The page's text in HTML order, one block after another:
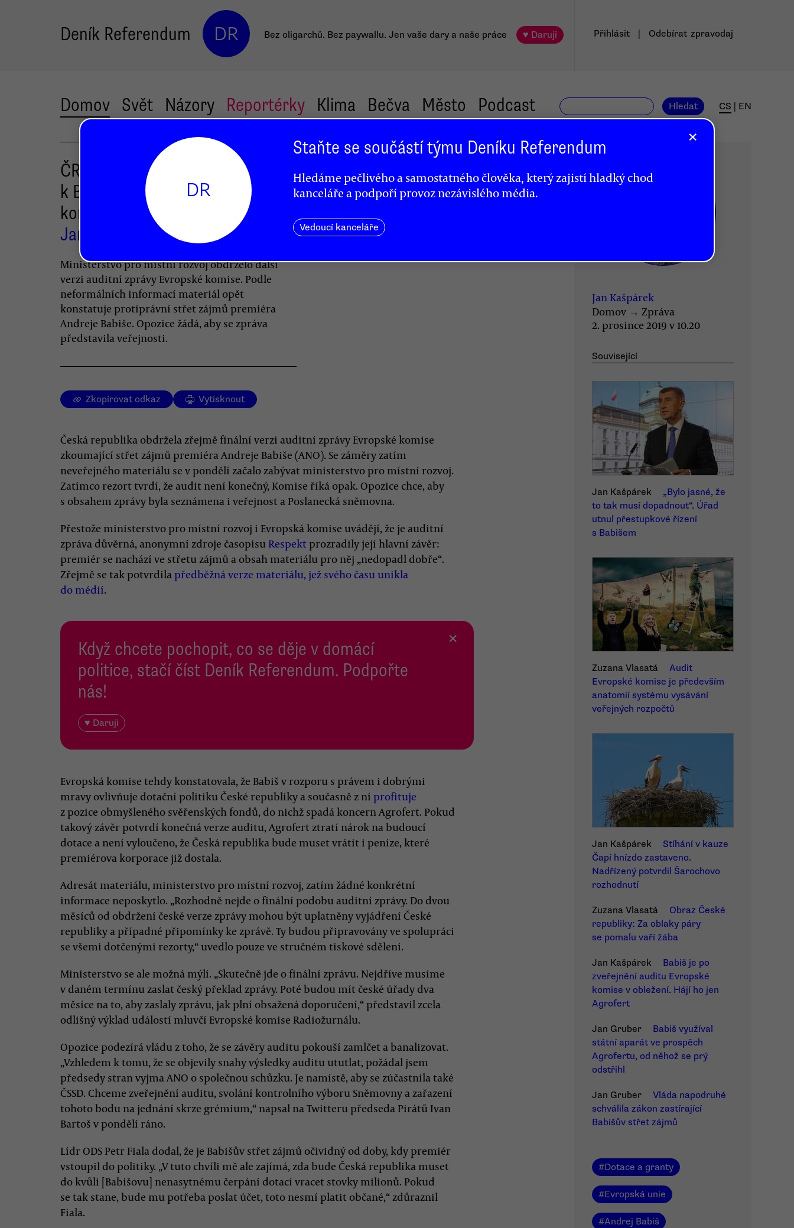
Deník Referendum DR Bez oligarchů. Bez paywallu. Jen vaše dary a naše práce ♥ Daruji Přihlásit Odebírat zpravodaj
Domov Svět Názory Reportérky Klima Bečva Město Podcast Hledat CS EN
ČR dostala další auditní zprávu
k Babišovi. Podle Evropské
komise je závazná
Jan Kašpárek
Ministerstvo pro místní rozvoj obdrželo další
verzi auditní zprávy Evropské komise. Podle
neformálních informací materiál opět
konstatuje protiprávní střet zájmů premiéra
Andreje Babiše. Opozice žádá, aby se zpráva
představila veřejnosti.
Zkopírovat odkaz Vytisknout
Česká republika obdržela zřejmě finální verzi auditní zprávy Evropské komise
zkoumající střet zájmů premiéra Andreje Babiše (ANO). Se záměry zatím
neveřejného materiálu se v pondělí začalo zabývat ministerstvo pro místní rozvoj.
Zatímco rezort tvrdí, že audit není konečný, Komise říká opak. Opozice chce, aby
s obsahem zprávy byla seznámena i veřejnost a Poslanecká sněmovna.
Přestože ministerstvo pro místní rozvoj i Evropská komise uvádějí, že je auditní
zpráva důvěrná, anonymní zdroje časopisu Respekt prozradily její hlavní závěr:
premiér se nachází ve střetu zájmů a obsah materiálu pro něj „nedopadl dobře“.
Zřejmě se tak potvrdila předběžná verze materiálu, jež svého času unikla
do médií.
Když chcete pochopit, co se děje v domácí
politice, stačí číst Deník Referendum. Podpořte
nás!
♥ Daruji
×
Evropská komise tehdy konstatovala, že Babiš v rozporu s právem i dobrými
mravy ovlivňuje dotační politiku České republiky a současně z ní profituje
z pozice obmyšleného svěřenských fondů, do nichž spadá koncern Agrofert. Pokud
takový závěr potvrdí konečná verze auditu, Agrofert ztratí nárok na budoucí
dotace a není vyloučeno, že Česká republika bude muset vrátit i peníze, které
premiérova korporace již dostala.
Adresát materiálu, ministerstvo pro místní rozvoj, zatím žádné konkrétní
informace neposkytlo. „Rozhodně nejde o finální podobu auditní zprávy. Do dvou
měsíců od obdržení české verze zprávy mohou být uplatněny vyjádření České
republiky a případné připomínky ke zprávě. Ty budou připravovány ve spolupráci
se všemi dotčenými rezorty,“ uvedlo pouze ve stručném tiskové sdělení.
Ministerstvo se ale možná mýlí. „Skutečně jde o finální zprávu. Nejdříve musíme
v daném termínu zaslat český překlad zprávy. Poté budou mít české úřady dva
měsíce na to, aby zaslaly zprávu, jak plní obsažená doporučení,“ představil zcela
odlišný výklad událostí mluvčí Evropské komise Radiožurnálu.
Opozice podezírá vládu z toho, že se závěry auditu pokouší zamlčet a banalizovat.
„Vzhledem k tomu, že se objevily snahy výsledky auditu ututlat, požádal jsem
předsedy stran vyjma ANO o společnou schůzku. Je namístě, aby se zúčastnila také
ČSSD. Chceme zveřejnění auditu, svolání kontrolního výboru Sněmovny a zařazení
tohoto bodu na jednání skrze grémium,“ napsal na Twitteru předseda Pirátů Ivan
Bartoš v pondělí ráno.
Lídr ODS Petr Fiala dodal, že je Babišův střet zájmů očividný od doby, kdy premiér
vstoupil do politiky. „V tuto chvíli mě ale zajímá, zda bude Česká republika muset
do kvůli [Babišovu] nenasytnému čerpání dotací vracet stovky milionů. Pokud
se tak stane, bude mu potřeba poslat účet, toto nesmí platit občané,“ zdůraznil
Fiala.
Jan Kašpárek
Domov → Zpráva
2. prosince 2019 v 10.20
Související
Jan Kašpárek
„Bylo jasné, že
to tak musí dopadnout“. Úřad
utnul přestupkové řízení
s Babišem
Zuzana Vlasatá
Audit
Evropské komise je především
anatomií systému vysávání
veřejných rozpočtů
Jan Kašpárek
Stíhání v kauze
Čapí hnízdo zastaveno.
Nadřízený potvrdil Šarochovo
rozhodnutí
Zuzana Vlasatá
Obraz České
republiky: Za oblaky páry
se pomalu vaří žába
Jan Kašpárek
Babiš je po
zveřejnění auditu Evropské
komise v obležení. Hájí ho jen
Agrofert
Jan Gruber
Babiš využíval
státní aparát ve prospěch
Agrofertu, od něhož se prý
odstřihl
Jan Gruber
Vláda napodruhé
schválila zákon zastírající
Babišův střet zájmů
#Dotace a granty
#Evropská unie
#Andrej Babiš
×
DR
Staňte se součástí týmu Deníku Referendum
Hledáme pečlivého a samostatného člověka, který zajistí hladký chod
kanceláře a podpoří provoz nezávislého média.
Vedoucí kanceláře